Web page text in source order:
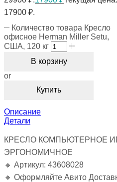
17900 ₽.
Количество товара Кресло
офисное Herman Miller Setu,
США, 120 кг
В корзину
or
Купить
Описание
Детали
КРЕСЛО КОМПЬЮТЕРНОЕ
ЭРГОНОМИЧНОЕ
🔸 Артикул: 43608028
🔸 Оформляйте Авито